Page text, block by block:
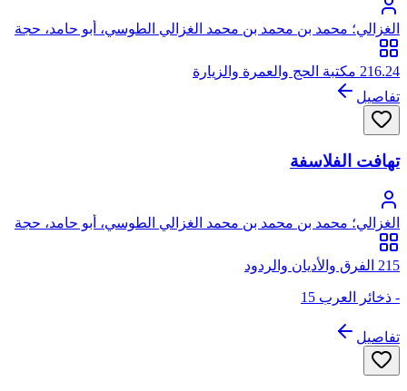
الغزالي؛ محمد بن محمد بن محمد الغزالي الطوسي، أبو حامد، حجة
الإسلام
216.24 مكتبة الحج والعمرة والزيارة
تفاصيل
تهافت الفلاسفة
الغزالي؛ محمد بن محمد بن محمد الغزالي الطوسي، أبو حامد، حجة
الإسلام
215 الفرق والأديان والردود
- ذخائر العرب 15
تفاصيل